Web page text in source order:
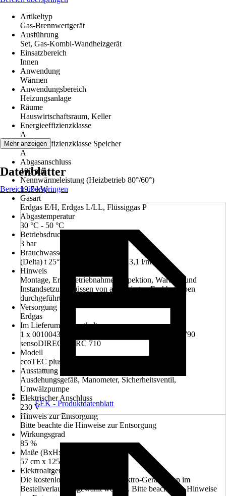
Artikeltyp
Gas-Brennwertgerät
Ausführung
Set, Gas-Kombi-Wandheizgerät
Einsatzbereich
Innen
Anwendung
Wärmen
Anwendungsbereich
Heizungsanlage
Räume
Hauswirtschaftsraum, Keller
Energieeffizienzklasse
A
Energieeffizienzklasse Speicher
A
Abgasanschluss
100 mm
Nennwärmeleistung (Heizbetrieb 80°/60°)
19,7 kW
Gasart
Erdgas E/H, Erdgas L/LL, Flüssiggas P
Abgastemperatur
30 °C - 50 °C
Betriebsdruck
3 bar
Brauchwasserdurchsatz
(Delta) t 25°K (von 10° auf 35°) 13,1 l/min
Hinweis
Montage, Erstinbetriebnahme, Inspektion, Wartung und
Instandsetzung müssen von autorisierten Fachbetrieben
durchgeführt werden.
Versorgung
Erdgas
Im Lieferumfang enthalten
1 x 0010043901 VCW 20/26 CS/1-5, 1 x 0020274790
sensoDIRECT VRC 710
Modell
ecoTEC plus VCW 20/26CS/1-5
Ausstattung
Ausdehungsgefäß, Manometer, Sicherheitsventil,
Umwälzpumpe
Elektrischer Anschluss
230 V
Hinweis zur Entsorgung
Bitte beachte die Hinweise zur Entsorgung
Wirkungsgrad
85 %
Maße (BxHxT)
57 cm x 125 cm x 69 cm
Elektroaltgerät-Rücknahme
Die kostenlose Rückgabe des Elektro-Geräts kann im
Bestellverlauf ausgewählt werden. Bitte beachte die Hinweise
Mehr anzeigen
Datenblätter
Bereich überspringen
EEK - Produktdatenblatt